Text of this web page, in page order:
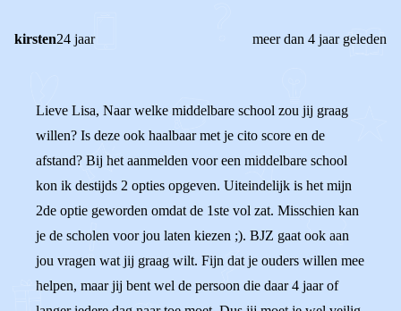
kirsten24 jaar meer dan 4 jaar geleden
Lieve Lisa, Naar welke middelbare school zou jij graag
willen? Is deze ook haalbaar met je cito score en de
afstand? Bij het aanmelden voor een middelbare school
kon ik destijds 2 opties opgeven. Uiteindelijk is het mijn
2de optie geworden omdat de 1ste vol zat. Misschien kan
je de scholen voor jou laten kiezen ;). BJZ gaat ook aan
jou vragen wat jij graag wilt. Fijn dat je ouders willen mee
helpen, maar jij bent wel de persoon die daar 4 jaar of